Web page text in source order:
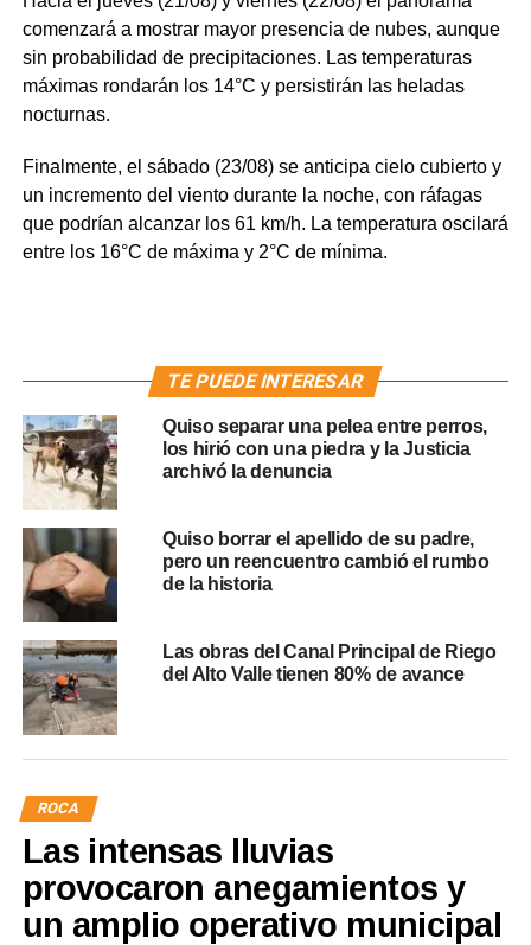
comenzará a mostrar mayor presencia de nubes, aunque
sin probabilidad de precipitaciones. Las temperaturas
máximas rondarán los 14°C y persistirán las heladas
nocturnas.
Finalmente, el sábado (23/08) se anticipa cielo cubierto y
un incremento del viento durante la noche, con ráfagas
que podrían alcanzar los 61 km/h. La temperatura oscilará
entre los 16°C de máxima y 2°C de mínima.
TE PUEDE INTERESAR
Quiso separar una pelea entre perros,
los hirió con una piedra y la Justicia
archivó la denuncia
Quiso borrar el apellido de su padre,
pero un reencuentro cambió el rumbo
de la historia
Las obras del Canal Principal de Riego
del Alto Valle tienen 80% de avance
ROCA
Las intensas lluvias
provocaron anegamientos y
un amplio operativo municipal